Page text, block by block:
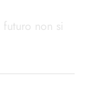
non si